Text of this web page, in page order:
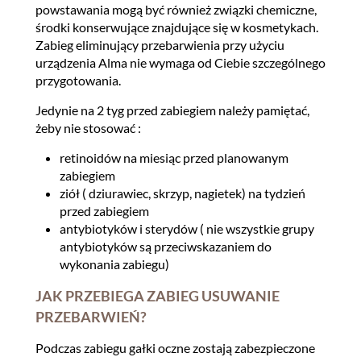
powstawania mogą być również związki chemiczne,
środki konserwujące znajdujące się w kosmetykach.
Zabieg eliminujący przebarwienia przy użyciu
urządzenia Alma nie wymaga od Ciebie szczególnego
przygotowania.
Jedynie na 2 tyg przed zabiegiem należy pamiętać,
żeby nie stosować :
retinoidów na miesiąc przed planowanym
zabiegiem
ziół ( dziurawiec, skrzyp, nagietek) na tydzień
przed zabiegiem
antybiotyków i sterydów ( nie wszystkie grupy
antybiotyków są przeciwskazaniem do
wykonania zabiegu)
JAK PRZEBIEGA ZABIEG USUWANIE
PRZEBARWIEŃ?
Podczas zabiegu gałki oczne zostają zabezpieczone